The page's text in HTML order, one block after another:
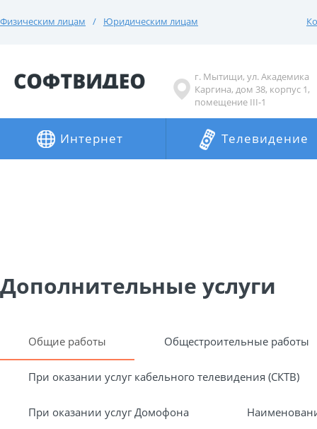
Физическим лицам Юридическим лицам
г. Мытищи, ул. Академика
Каргина, дом 38, корпус 1,
помещение III-1
Интернет Телевидение
Дополнительные услуги
Общие работы Общестроительные работы
При оказании услуг кабельного телевидения (СКТВ)
При оказании услуг Домофона